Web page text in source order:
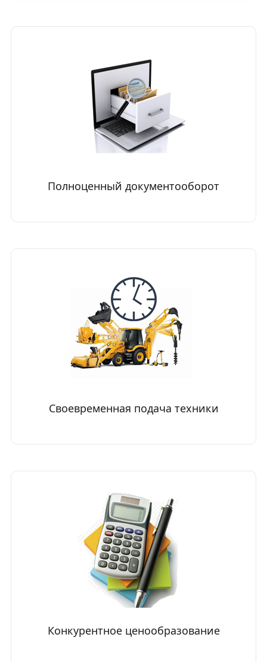
Полноценный документооборот
Своевременная подача техники
Конкурентное ценообразование